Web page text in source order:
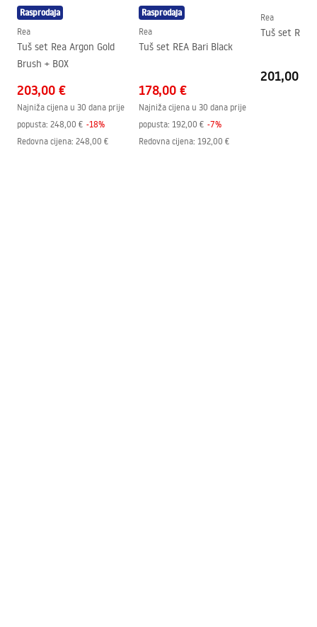
Visina (mm)
2000
Smjer kabine
Jamstvo
24 mjeseca
Da, na jednoj strani stakla.
Rasprodaja
Rea
Tuš set Rea Argon Gold
Brush + BOX
203,00 €
Najniža cijena u 30 dana prije
popusta: 248,00 € -18%
Redovna cijena: 248,00 €
Rasprodaja
Rea
Tuš set REA Bari Black
178,00 €
Najniža cijena u 30 dana prije
popusta: 192,00 € -7%
Redovna cijena: 192,00 €
Rea
Tuš set REA
201,00 €